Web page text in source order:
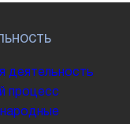
деятельность
процесс